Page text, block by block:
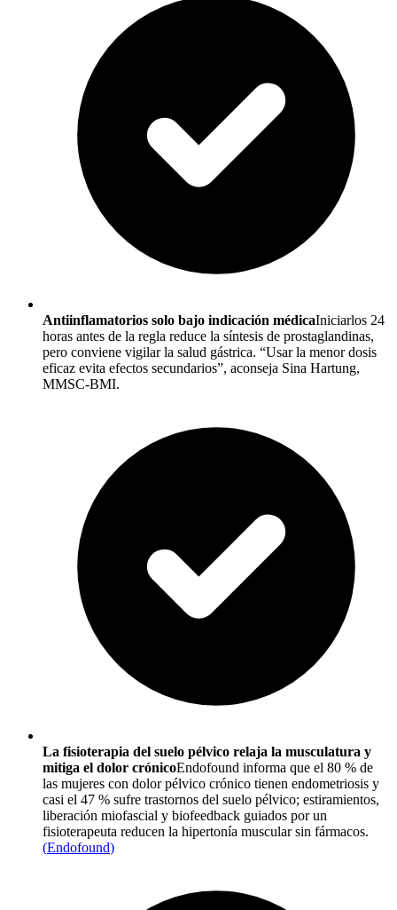
Antiinflamatorios solo bajo indicación médicaIniciarlos 24
horas antes de la regla reduce la síntesis de prostaglandinas,
pero conviene vigilar la salud gástrica. “Usar la menor dosis
eficaz evita efectos secundarios”, aconseja Sina Hartung,
MMSC-BMI.
La fisioterapia del suelo pélvico relaja la musculatura y
mitiga el dolor crónicoEndofound informa que el 80 % de
las mujeres con dolor pélvico crónico tienen endometriosis y
casi el 47 % sufre trastornos del suelo pélvico; estiramientos,
liberación miofascial y biofeedback guiados por un
fisioterapeuta reducen la hipertonía muscular sin fármacos.
(Endofound)